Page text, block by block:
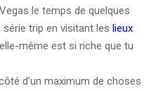
le temps de quelques
trip en visitant les lieux
même est si riche que tu
d’un maximum de choses